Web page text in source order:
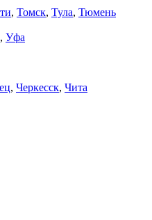
, Томск, Тула, Тюмень
, Уфа
, Черкесск, Чита